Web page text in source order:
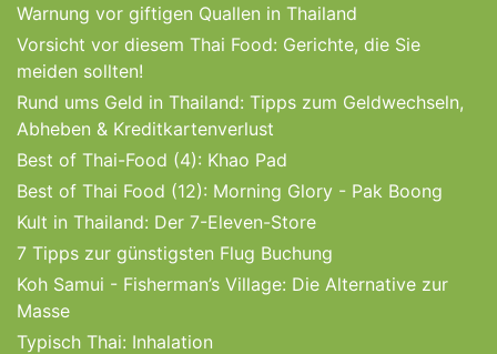
Warnung vor giftigen Quallen in Thailand
Vorsicht vor diesem Thai Food: Gerichte, die Sie
meiden sollten!
Rund ums Geld in Thailand: Tipps zum Geldwechseln,
Abheben & Kreditkartenverlust
Best of Thai-Food (4): Khao Pad
Best of Thai Food (12): Morning Glory - Pak Boong
Kult in Thailand: Der 7-Eleven-Store
7 Tipps zur günstigsten Flug Buchung
Koh Samui - Fisherman’s Village: Die Alternative zur
Masse
Typisch Thai: Inhalation